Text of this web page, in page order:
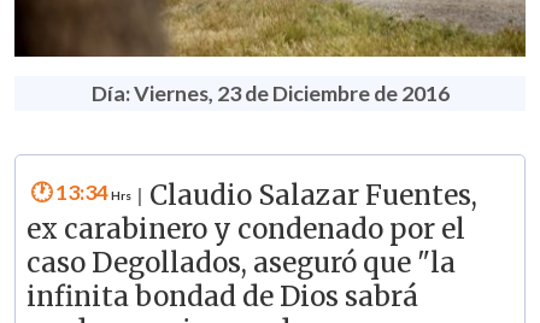
Día: Viernes, 23 de Diciembre de 2016
13:34
Claudio Salazar Fuentes,
ex carabinero y condenado por el
caso Degollados, aseguró que "la
infinita bondad de Dios sabrá